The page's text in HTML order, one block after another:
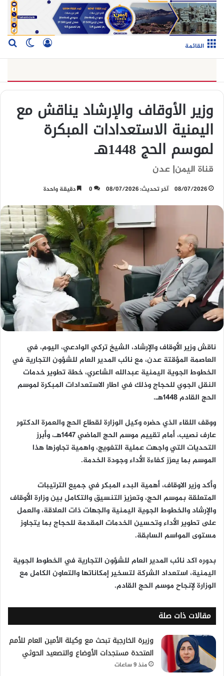
تسجيل القائمة
وزير الأوقاف والإرشاد يناقش مع
اليمنية الاستعدادات المبكرة
لموسم الحج 1448هـ
قناة اليمن| عدن
08/07/2026 آخر تحديث: 08/07/2026 0 دقيقة واحدة
ناقش وزير الأوقاف والإرشاد، الشيخ تركي الوادعي، اليوم، في
العاصمة المؤقتة عدن، مع نائب المدير العام للشؤون التجارية في
الخطوط الجوية اليمنية عبدالله الشاعري، خطة تطوير خدمات
النقل الجوي للحجاج وذلك في اطار الاستعدادات المبكرة لموسم
الحج القادم 1448هـ.
ووقف اللقاء الذي حضره وكيل الوزارة لقطاع الحج والعمرة الدكتور
عارف نصيب، أمام تقييم موسم الحج الماضي 1447هـ، وأبرز
التحديات التي واجهت عملية التفويج، واهمية تجاوزها هذا
الموسم بما يعزز كفاءة الأداء وجودة الخدمة.
وأكد وزير الاوقاف، أهمية البدء المبكر في جميع الترتيبات
المتعلقة بموسم الحج، وتعزيز التنسيق والتكامل بين وزارة الأوقاف
والإرشاد والخطوط الجوية اليمنية والجهات ذات العلاقة، والعمل
على تطوير الأداء وتحسين الخدمات المقدمة للحجاج بما يتجاوز
مستوى المواسم السابقة.
بدوره اكد نائب المدير العام للشؤون التجارية في الخطوط الجوية
اليمنية، استعداد الشركة لتسخير إمكاناتها والتعاون الكامل مع
الوزارة لإنجاح موسم الحج القادم.
مقالات ذات صلة
وزيرة الخارجية تبحث مع وكيلة الأمين العام للأمم
المتحدة مستجدات الأوضاع والتصعيد الحوثي
منذ 9 ساعات